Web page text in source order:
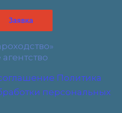
Заявка
Политика
персональных